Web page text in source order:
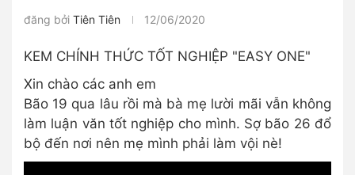
đăng bởi Tiên Tiên 12/06/2020
KEM CHÍNH THỨC TỐT NGHIỆP "EASY ONE"
Xin chào các anh em
Bão 19 qua lâu rồi mà bà mẹ lười mãi vẫn không
làm luận văn tốt nghiệp cho mình. Sợ bão 26 đổ
bộ đến nơi nên mẹ mình phải làm vội nè!